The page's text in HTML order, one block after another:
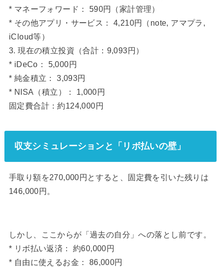
* マネーフォワード： 590円（家計管理）
* その他アプリ・サービス： 4,210円（note, アマプラ,
iCloud等）
3. 現在の積立投資（合計：9,093円）
* iDeCo： 5,000円
* 純金積立： 3,093円
* NISA（積立）： 1,000円
固定費合計：約124,000円
収支シミュレーションと「リボ払いの壁」
手取り額を270,000円とすると、固定費を引いた残りは
146,000円。
しかし、ここからが「過去の自分」への落とし前です。
* リボ払い返済： 約60,000円
* 自由に使えるお金： 86,000円